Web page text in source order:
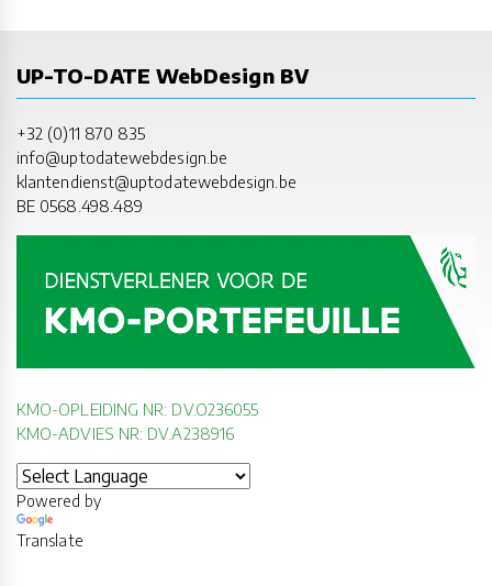
UP-TO-DATE WebDesign BV
+32 (0)11 870 835
info@uptodatewebdesign.be
klantendienst@uptodatewebdesign.be
BE 0568.498.489
KMO-OPLEIDING NR: DV.O236055
KMO-ADVIES NR: DV.A238916
Powered by
Translate